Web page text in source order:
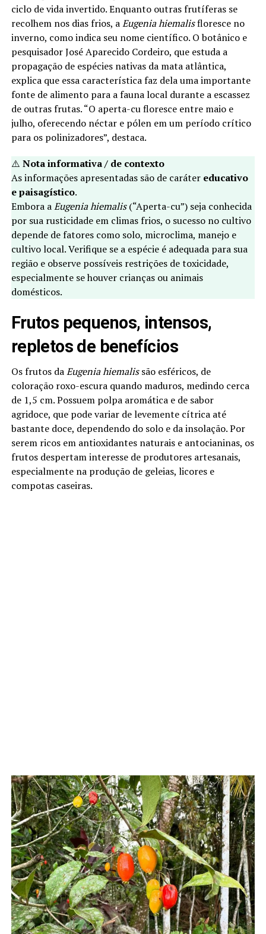
ciclo de vida invertido. Enquanto outras frutíferas se
recolhem nos dias frios, aEugenia hiemalisfloresce no
inverno, como indica seu nome científico. O botânico e
pesquisador José Aparecido Cordeiro, que estuda a
propagação de espécies nativas da mata atlântica,
explica que essa característica faz dela uma importante
fonte de alimento para a fauna local durante a escassez
de outras frutas. “O aperta-cu floresce entre maio e
julho, oferecendo néctar e pólen em um período crítico
para os polinizadores”, destaca.
⚠️ Nota informativa / de contexto
As informações apresentadas são de caráter educativo
e paisagístico.
Embora aEugenia hiemalis(“Aperta-cu”) seja conhecida
por sua rusticidade em climas frios, o sucesso no cultivo
depende de fatores como solo, microclima, manejo e
cultivo local. Verifique se a espécie é adequada para sua
região e observe possíveis restrições de toxicidade,
especialmente se houver crianças ou animais
domésticos.
Frutos pequenos, intensos,
repletos de benefícios
Os frutos daEugenia hiemalissão esféricos, de
coloração roxo-escura quando maduros, medindo cerca
de 1,5 cm. Possuem polpa aromática e de sabor
agridoce, que pode variar de levemente cítrica até
bastante doce, dependendo do solo e da insolação. Por
serem ricos em antioxidantes naturais e antocianinas, os
frutos despertam interesse de produtores artesanais,
especialmente na produção de geleias, licores e
compotas caseiras.